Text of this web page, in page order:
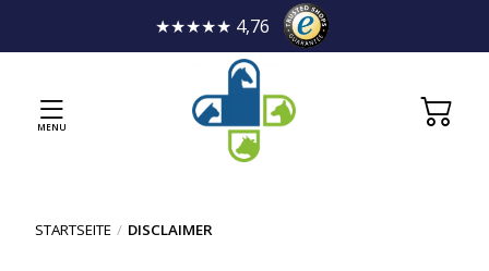
★★★★★ 4,76
MENU
STARTSEITE / DISCLAIMER